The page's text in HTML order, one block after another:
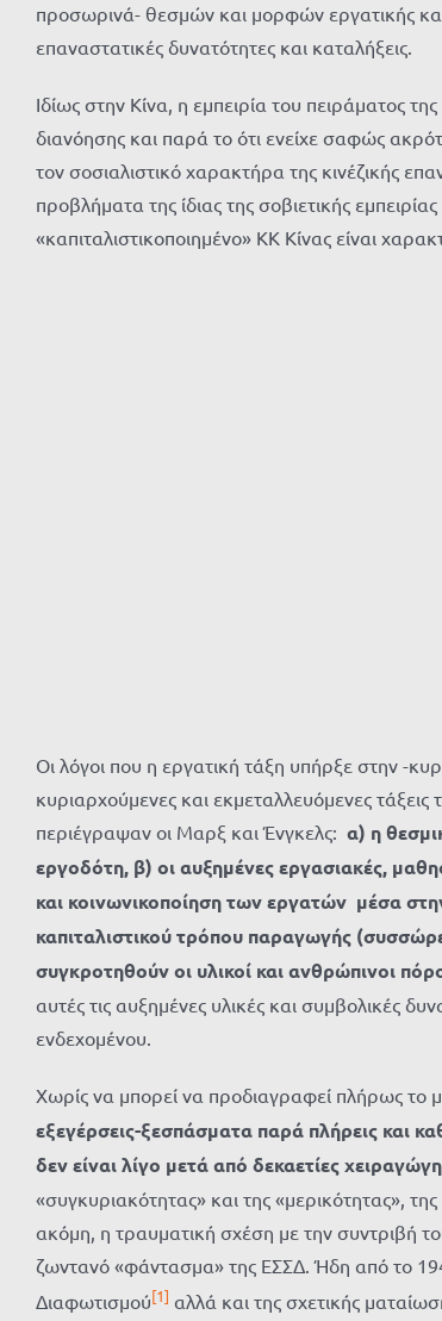
προσωρινά- θεσμών και μορφών εργατικής και
επαναστατικές δυνατότητες και καταλήξεις.
Ιδίως στην Κίνα, η εμπειρία του πειράματος
διανόησης και παρά το ότι ενείχε σαφώς
τον σοσιαλιστικό χαρακτήρα της κινέζικής
προβλήματα της ίδιας της σοβιετικής
«καπιταλιστικοποιημένο» ΚΚ Κίνας είναι
Οι λόγοι που η εργατική τάξη υπήρξε στην -
κυριαρχούμενες και εκμεταλλευόμενες
περιέγραψαν οι Μαρξ και Ένγκελς: α) η
εργοδότη, β) οι αυξημένες εργασιακές,
και κοινωνικοποίηση των εργατών μέσα
καπιταλιστικού τρόπου παραγωγής
συγκροτηθούν οι υλικοί και ανθρώπινοι
αυτές τις αυξημένες υλικές και συμβολικές
ενδεχομένου.
Χωρίς να μπορεί να προδιαγραφεί πλήρως το
εξεγέρσεις-ξεσπάσματα παρά πλήρεις και
δεν είναι λίγο μετά από δεκαετίες
«συγκυριακότητας» και της «μερικότητας»,
ακόμη, η τραυματική σχέση με την συντριβή
ζωντανό «φάντασμα» της ΕΣΣΔ. Ήδη από το
Διαφωτισμού[1] αλλά και της σχετικής